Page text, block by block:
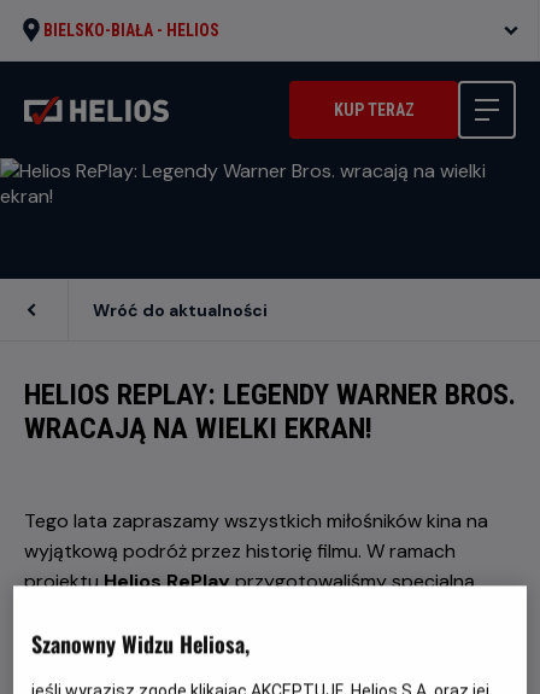
BIELSKO-BIAŁA - HELIOS
KUP TERAZ
HELIOS REPLAY: LEGENDY WARNER BROS.
WRACAJĄ NA WIELKI EKRAN!
Wróć do aktualności
Tego lata zapraszamy wszystkich miłośników kina na
wyjątkową podróż przez historię filmu. W ramach
projektuHelios RePlayprzygotowaliśmy specjalną
Bros.”.W lipcu i sierpniu na ekranach kin Helios zagości
Szanowny Widzu Heliosa,